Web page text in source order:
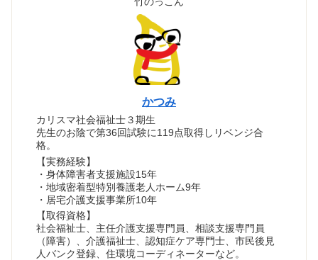
かつみ
カリスマ社会福祉士３期生
先生のお陰で第36回試験に119点取得しリベンジ合
格。
【実務経験】
・身体障害者支援施設15年
・地域密着型特別養護老人ホーム9年
・居宅介護支援事業所10年
【取得資格】
社会福祉士、主任介護支援専門員、相談支援専門員
（障害）、介護福祉士、認知症ケア専門士、市民後見
人バンク登録、住環境コーディネーターなど。